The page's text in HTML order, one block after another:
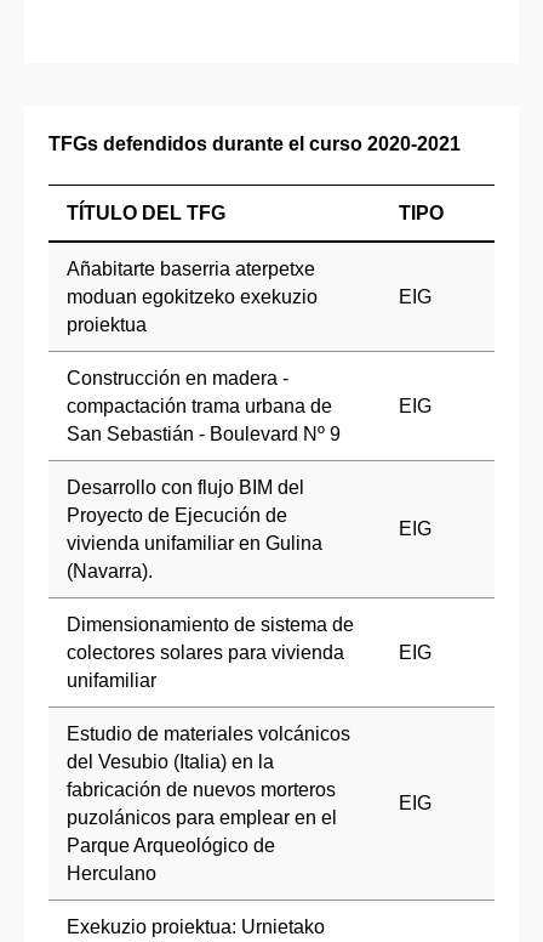
TFGs defendidos durante el curso 2020-2021
TÍTULO DEL TFG TIPO
Añabitarte baserria aterpetxe
moduan egokitzeko exekuzio
proiektua
EIG
Construcción en madera -
compactación trama urbana de
San Sebastián - Boulevard Nº 9
EIG
Desarrollo con flujo BIM del
Proyecto de Ejecución de
vivienda unifamiliar en Gulina
(Navarra).
EIG
Dimensionamiento de sistema de
colectores solares para vivienda
unifamiliar
EIG
Estudio de materiales volcánicos
del Vesubio (Italia) en la
fabricación de nuevos morteros
puzolánicos para emplear en el
Parque Arqueológico de
Herculano
EIG
Exekuzio proiektua: Urnietako